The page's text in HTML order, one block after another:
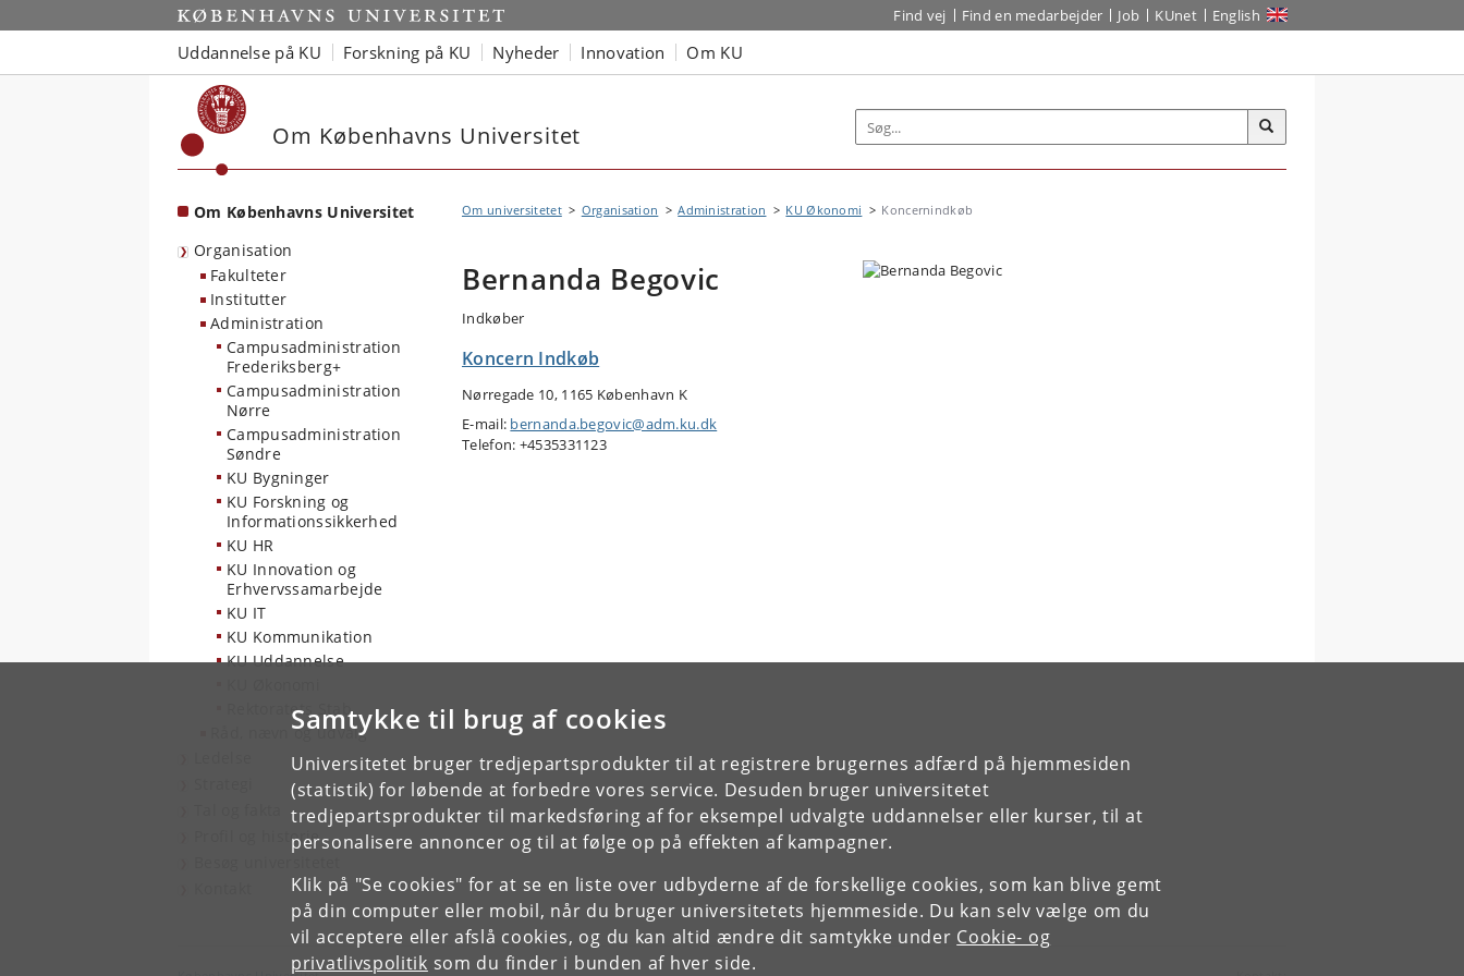
Samtykke til brug af cookies
Universitetet bruger tredjepartsprodukter til at registrere brugernes adfærd på hjemmesiden
(statistik) for løbende at forbedre vores service. Desuden bruger universitetet
tredjepartsprodukter til markedsføring af for eksempel udvalgte uddannelser eller kurser, til at
personalisere annoncer og til at følge op på effekten af kampagner.
Klik på "Se cookies" for at se en liste over udbyderne af de forskellige cookies, som kan blive gemt
på din computer eller mobil, når du bruger universitetets hjemmeside. Du kan selv vælge om du
vil acceptere eller afslå cookies, og du kan altid ændre dit samtykke under Cookie- og
privatlivspolitik som du finder i bunden af hver side.
Start Find vej Find en medarbejder Job KUnet English
Uddannelse på KU Forskning på KU Nyheder Innovation Om KU
Om Københavns Universitet
Om Københavns Universitet
Organisation
Fakulteter
Institutter
Administration
Campusadministration
Frederiksberg+
Campusadministration
Nørre
Campusadministration
Søndre
KU Bygninger
KU Forskning og
Informationssikkerhed
KU HR
KU Innovation og
Erhvervssamarbejde
KU IT
KU Kommunikation
KU Uddannelse
Rektoratets Stab
Råd, nævn og udvalg
Profil og historie
Om universitetet Organisation Administration KU Økonomi Koncernindkøb
Bernanda Begovic
Indkøber
Koncern Indkøb
Nørregade 10, 1165 København K
E-mail: bernanda.begovic@adm.ku.dk
Telefon: +4535331123